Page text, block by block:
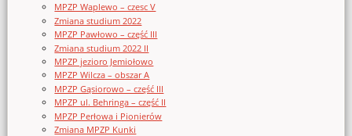
MPZP Waplewo – czesc V
Zmiana studium 2022
MPZP Pawłowo – część III
Zmiana studium 2022 II
MPZP jezioro Jemiołowo
MPZP Wilcza – obszar A
MPZP Gąsiorowo – część III
MPZP ul. Behringa – część II
MPZP Perłowa i Pionierów
Zmiana MPZP Kunki